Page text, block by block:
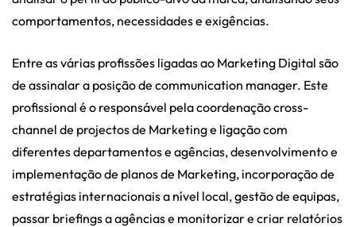
comportamentos, necessidades e exigências.
Entre as várias profissões ligadas ao Marketing Digital são
de assinalar a posição de communication manager. Este
profissional é o responsável pela coordenação cross-
channel de projectos de Marketing e ligação com
diferentes departamentos e agências, desenvolvimento e
implementação de planos de Marketing, incorporação de
estratégias internacionais a nível local, gestão de equipas,
passar briefings a agências e monitorizar e criar relatórios